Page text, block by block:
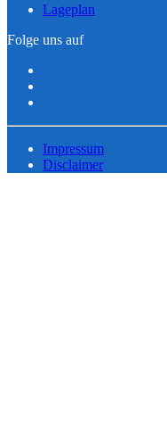
Lageplan
Folge uns auf
Impressum
Disclaimer